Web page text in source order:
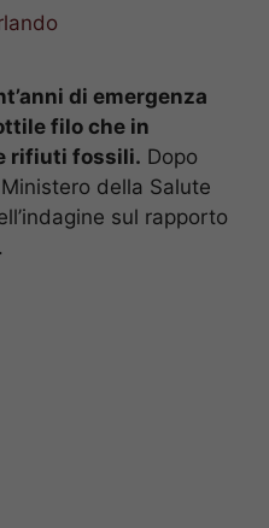
di emergenza
filo che in
rifiuti fossili. Dopo
della Salute
sul rapporto